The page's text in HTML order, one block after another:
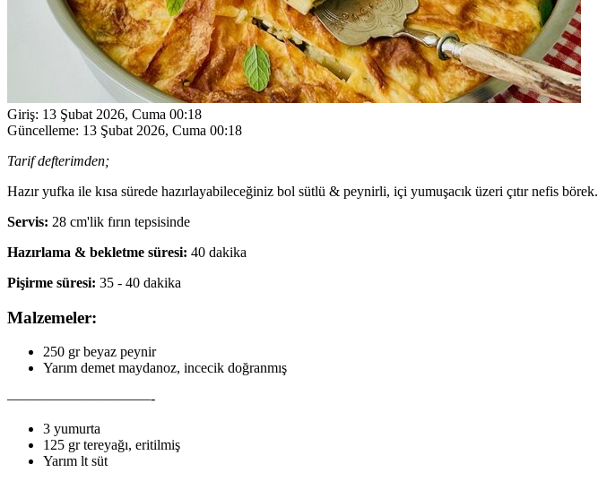
Giriş: 13 Şubat 2026, Cuma 00:18
Güncelleme: 13 Şubat 2026, Cuma 00:18
Tarif defterimden;
Hazır yufka ile kısa sürede hazırlayabileceğiniz bol sütlü & peynirli, içi yumuşacık üzeri çıtır nefis börek.
Servis: 28 cm'lik fırın tepsisinde
Hazırlama & bekletme süresi: 40 dakika
Pişirme süresi: 35 - 40 dakika
Malzemeler:
250 gr beyaz peynir
Yarım demet maydanoz, incecik doğranmış
——————————-
3 yumurta
125 gr tereyağı, eritilmiş
Yarım lt süt